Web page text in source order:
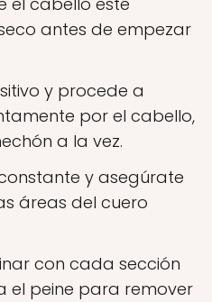
antes de empezar
y procede a
por el cabello,
a la vez.
y asegúrate
áreas del cuero
con cada sección
el peine para remover